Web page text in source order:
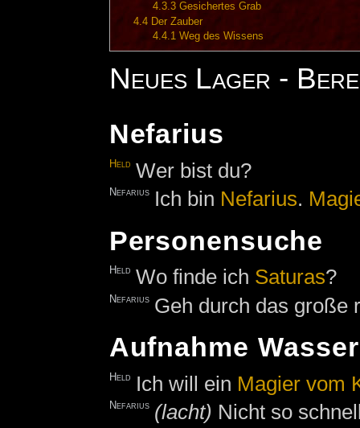
4.3.3 Gesichertes Grab
4.4 Der Zauber
4.4.1 Weg des Wissens
Neues Lager -
Nefarius
Held Wer bist du?
Nefarius Ich bin Nefarius.
Personensuche
Held Wo finde ich Saturas?
Nefarius Geh durch das große
Aufnahme
Held Ich will ein Magier vom
Nefarius (lacht) Nicht so